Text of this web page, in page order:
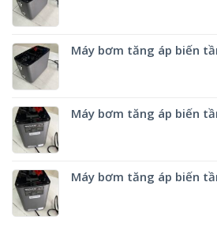
Máy bơm tăng áp biến
Máy bơm tăng áp biến
Máy bơm tăng áp biến